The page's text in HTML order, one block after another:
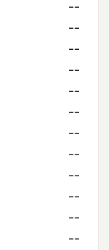
--
--
--
--
--
--
--
--
--
--
--
--